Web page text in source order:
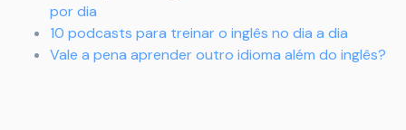
por dia
10 podcasts para treinar o inglês no dia a dia
Vale a pena aprender outro idioma além do inglês?